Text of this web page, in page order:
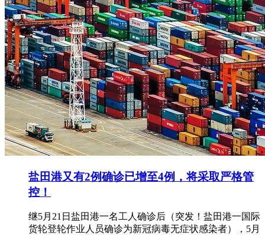
盐田港又有2例确诊已增至4例，将采取严格管
控！
继5月21日盐田港一名工人确诊后（突发！盐田港一国际
货轮登轮作业人员确诊为新冠病毒无症状感染者），5月